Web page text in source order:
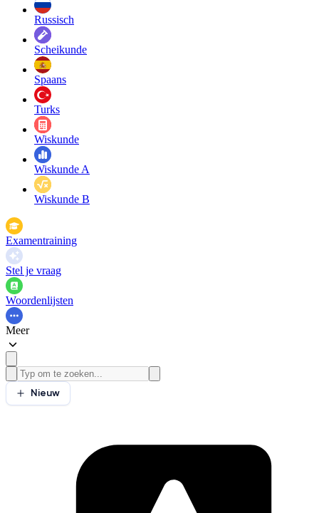
Russisch
Scheikunde
Spaans
Turks
Wiskunde
Wiskunde A
Wiskunde B
Examentraining
Stel je vraag
Woordenlijsten
Meer
Nieuw